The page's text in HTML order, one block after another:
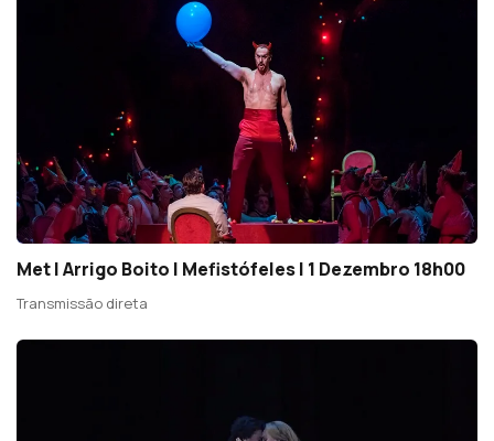
Met | Arrigo Boito | Mefistófeles | 1 Dezembro 18h00
Transmissão direta